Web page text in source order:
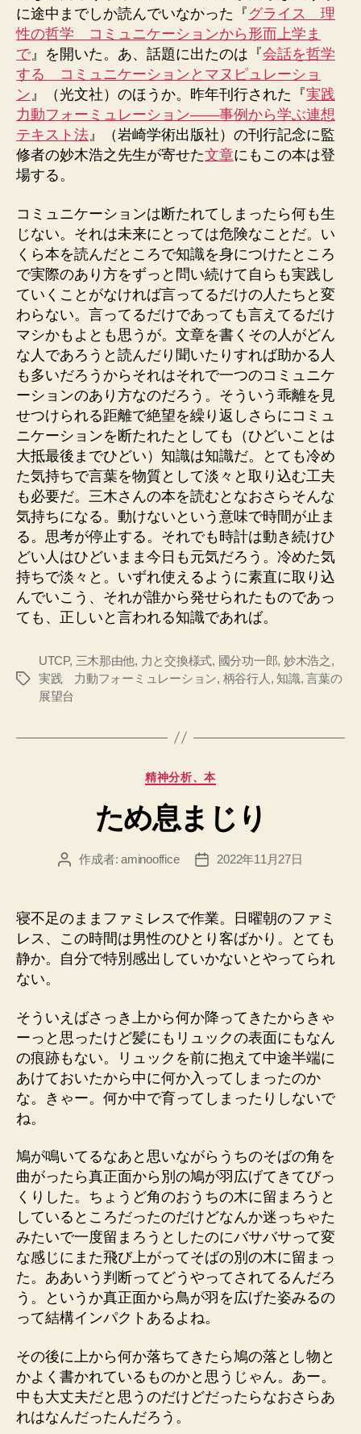
に途中までしか読んでいなかった『 グライス 理
性の哲学 コミュニケーションから形而上学ま
で』を開いた。あ、話題に出たのは『会話を哲学
する コミュニケーションとマヌピュレーショ
ン』（光文社）のほうか。昨年刊行された『実践
力動フォーミュレーション——事例から学ぶ連想
テキスト法』（岩崎学術出版社）の刊行記念に監
修者の妙木浩之先生が寄せた文章にもこの本は登
場する。
コミュニケーションは断たれてしまったら何も生
じない。それは未来にとっては危険なことだ。い
くら本を読んだところで知識を身につけたところ
で実際のあり方をずっと問い続けて自らも実践し
ていくことがなければ言ってるだけの人たちと変
わらない。言ってるだけであっても言えてるだけ
マシかもよとも思うが。文章を書くその人がどん
な人であろうと読んだり聞いたりすれば助かる人
も多いだろうからそれはそれで一つのコミュニケ
ーションのあり方なのだろう。そういう乖離を見
せつけられる距離で絶望を繰り返しさらにコミュ
ニケーションを断たれたとしても（ひどいことは
大抵最後までひどい）知識は知識だ。とても冷め
た気持ちで言葉を物質として淡々と取り込む工夫
も必要だ。三木さんの本を読むとなおさらそんな
気持ちになる。動けないという意味で時間が止ま
る。思考が停止する。それでも時計は動き続けひ
どい人はひどいまま今日も元気だろう。冷めた気
持ちで淡々と。いずれ使えるように素直に取り込
んでいこう、それが誰から発せられたものであっ
ても、正しいと言われる知識であれば。
タ
UTCP, 三木那由他, 力と交換様式, 國分功一郎, 妙木浩之,
実践 力動フォーミュレーション, 柄谷行人 ,知識,言葉の
展望台
カ
ゴ
リ
精神分析、本
ため息まじり
投
作成者:aminooffice
投
2022年11月27日
寝不足のままファミレスで作業。日曜朝のファミ
レス、この時間は男性のひとり客ばかり。とても
静か。自分で特別感出していかないとやってられ
ない。
そういえばさっき上から何か降ってきたからきゃ
ーっと思ったけど髪にもリュックの表面にもなん
の痕跡もない。リュックを前に抱えて中途半端に
あけておいたから中に何か入ってしまったのか
な。きゃー。何か中で育ってしまったりしないで
ね。
鳩が鳴いてるなあと思いながらうちのそばの角を
曲がったら真正面から別の鳩が羽広げてきてびっ
くりした。ちょうど角のおうちの木に留まろうと
しているところだったのだけどなんか迷っちゃた
みたいで一度留まろうとしたのにバサバサって変
な感じにまた飛び上がってそばの別の木に留まっ
た。ああいう判断ってどうやってされてるんだろ
う。というか真正面から鳥が羽を広げた姿みるの
って結構インパクトあるよね。
その後に上から何か落ちてきたら鳩の落とし物と
かよく書かれているものかと思うじゃん。あー。
中も大丈夫だと思うのだけどだったらなおさらあ
れはなんだったんだろう。